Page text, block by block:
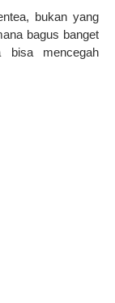
bukan yang
bagus banget
bisa mencegah